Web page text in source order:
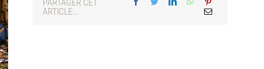
PARTAGER CET
ARTICLE...